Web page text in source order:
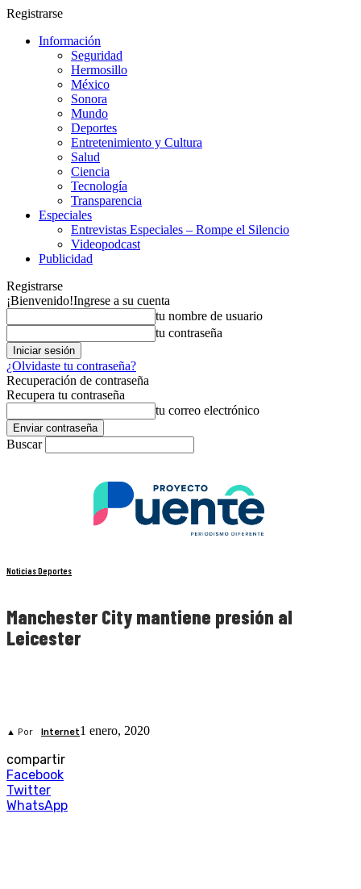
Registrarse
Información
Seguridad
Hermosillo
México
Sonora
Mundo
Deportes
Entretenimiento y Cultura
Salud
Ciencia
Tecnología
Transparencia
Especiales
Entrevistas Especiales – Rompe el Silencio
Videopodcast
Publicidad
Registrarse
¡Bienvenido!Ingrese a su cuenta
tu nombre de usuario
tu contraseña
¿Olvidaste tu contraseña?
Recuperación de contraseña
Recupera tu contraseña
tu correo electrónico
Buscar
Noticias Deportes
Manchester City mantiene presión al
Leicester
▲ Por Internet1 enero, 2020
compartir
Facebook
Twitter
WhatsApp